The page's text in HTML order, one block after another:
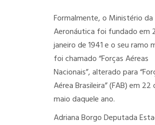
Formalmente, o Ministério da
Aeronáutica foi fundado em
janeiro de 1941 e o seu ramo
foi chamado “Forças Aéreas
Nacionais”, alterado para
Aérea Brasileira” (FAB) em 22
maio daquele ano.
Adriana BorgoDeputada